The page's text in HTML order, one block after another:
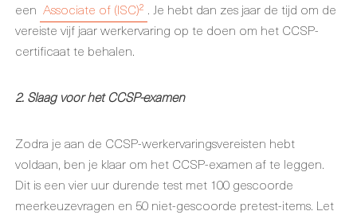
een Associate of (ISC)² . Je hebt dan zes jaar de tijd om de
vereiste vijf jaar werkervaring op te doen om het CCSP-
certificaat te behalen.
2. Slaag voor het CCSP-examen
Zodra je aan de CCSP-werkervaringsvereisten hebt
voldaan, ben je klaar om het CCSP-examen af te leggen.
Dit is een vier uur durende test met 100 gescoorde
meerkeuzevragen en 50 niet-gescoorde pretest-items. Let